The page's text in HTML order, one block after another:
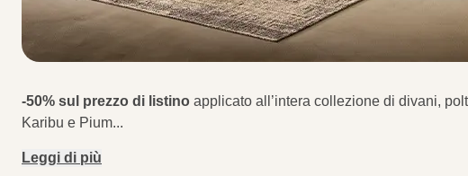
-50% sul prezzo di listino applicato all’intera collezione di divani,
Karibu e Pium...
Leggi di più